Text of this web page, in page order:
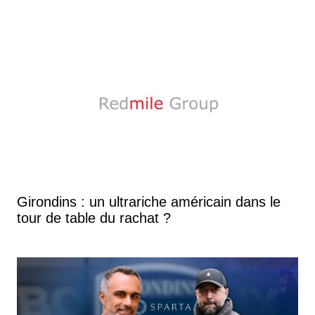
Girondins : un ultrariche américain dans le
tour de table du rachat ?